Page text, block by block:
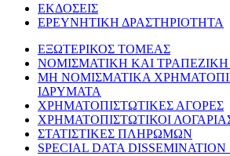
ΕΚΔΟΣΕΙΣ
ΕΡΕΥΝΗΤΙΚΗ ΔΡΑΣΤΗΡΙΟΤΗΤΑ
ΕΞΩΤΕΡΙΚΟΣ ΤΟΜΕΑΣ
ΝΟΜΙΣΜΑΤΙΚΗ ΚΑΙ ΤΡΑΠΕΖΙΚΗ
ΜΗ ΝΟΜΙΣΜΑΤΙΚΑ
ΙΔΡΥΜΑΤΑ
ΧΡΗΜΑΤΟΠΙΣΤΩΤΙΚΕΣ ΑΓΟΡΕΣ
ΧΡΗΜΑΤΟΠΙΣΤΩΤΙΚΟΙ
ΣΤΑΤΙΣΤΙΚΕΣ ΠΛΗΡΩΜΩΝ
SPECIAL DATA